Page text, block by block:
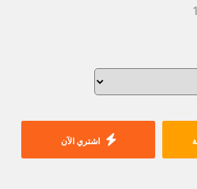
اشتري الآن